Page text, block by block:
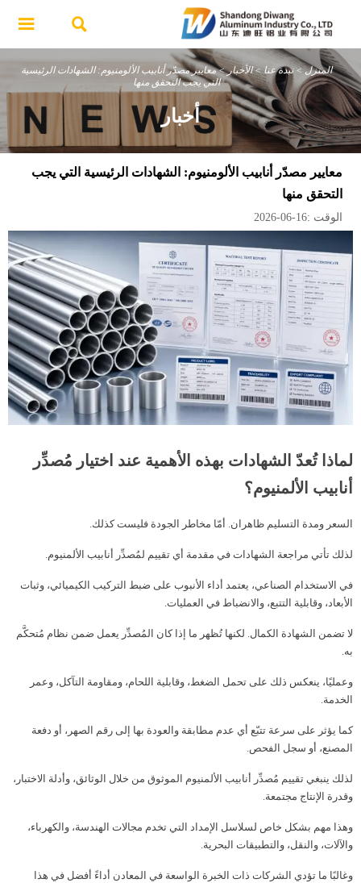


المنزل>نبذة عنا>الأخبار>معايير مصدّر أنابيب الألومنيوم: الشهادات الرئيسية
التي يجب التحقق منها
أخبار
معايير مصدّر أنابيب الألومنيوم: الشهادات الرئيسية التي يجب
التحقق منها
الوقت :16-06-2026
لماذا تُعدّ الشهادات بهذه الأهمية عند اختيار مُصدِّر
أنابيب الألمنيوم؟
السعر ومدة التسليم ظاهران. أمّا مخاطر الجودة فليست كذلك.
لذلك تأتي مراجعة الشهادات في مقدمة أي تقييم لمُصدِّر أنابيب الألمنيوم.
في الاستخدام الصناعي، يعتمد أداء الأنبوب على ضبط التركيب الكيميائي، وثبات
الأبعاد، وقابلية التتبع، والانضباط في العمليات.
لا تضمن الشهادة الكمال. لكنها تُظهر ما إذا كان المُصدِّر يعمل ضمن نظام مُتحكَّم
به.
وعمليًا، ينعكس ذلك على تحمل الضغط، وقابلية اللحام، ومقاومة التآكل، وعمر
الخدمة.
كما يؤثر على سرعة تتبّع أي عدم مطابقة والعودة بها إلى رقم الصهر، أو دفعة
المصنع، أو سجل الفحص.
لذلك ينبغي تقييم مُصدِّر أنابيب الألمنيوم الموثوق من خلال الوثائق، وأدلة الاختبار،
وقدرة الإنتاج مجتمعة.
وهذا مهم بشكل خاص لسلاسل الإمداد التي تخدم مجالات الهندسة، والكهرباء،
والآلات، والنقل، والتطبيقات البحرية.
وغالبًا ما تؤدي الشركات ذات الخبرة الواسعة في المعادن أداءً أفضل في هذا